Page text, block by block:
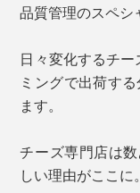
品質管理のスペシ
日々変化するチ
ミングで出荷す
ます。
チーズ専門店は
しい理由がここに。